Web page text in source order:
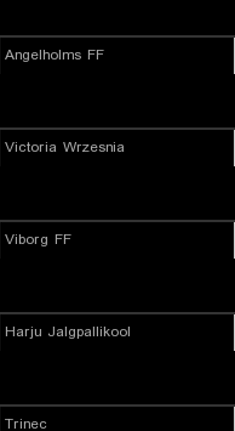
Angelholms FF
Victoria Wrzesnia
Viborg FF
Harju Jalgpallikool
Trinec